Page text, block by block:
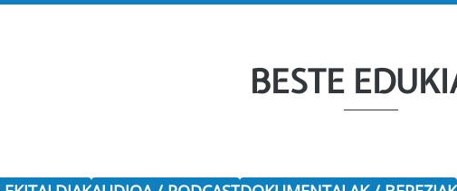
BESTE